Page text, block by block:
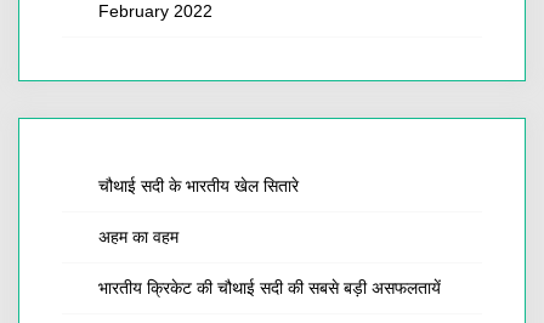
February 2022
चौथाई सदी के भारतीय खेल सितारे
अहम का वहम
भारतीय क्रिकेट की चौथाई सदी की सबसे बड़ी असफलतायें